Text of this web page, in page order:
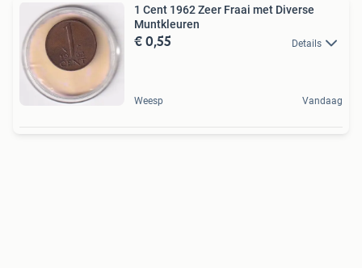
1 Cent 1962 Zeer Fraai met Diverse
Muntkleuren
€ 0,55 Details
Weesp Vandaag